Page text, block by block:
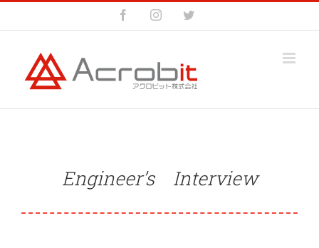
to
FacebookInstagramTwitter
Engineer’s Interview